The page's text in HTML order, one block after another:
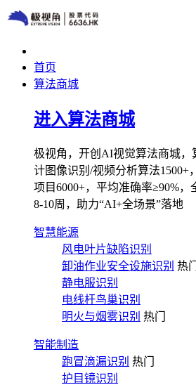
首页
算法商城
进入算法商城
极视角，开创AI视觉算法商城，
计图像识别/视频分析算法1500+
项目6000+，平均准确率≥90%
8-10周，助力“AI+全场景”落地
智慧能源
风电叶片缺陷识别
卸油作业安全设施识别 热门
静电服识别
电线杆鸟巢识别
明火与烟雾识别 热门
智能制造
跑冒滴漏识别 热门
护目镜识别